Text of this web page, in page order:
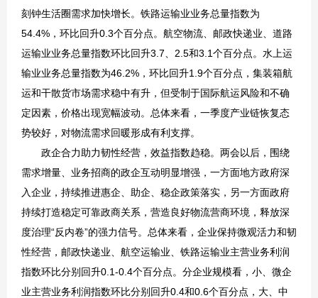
刻钟生活圈需求加快增长。铁路运输业业务总量指数为
54.4%，环比回升0.3个百分点。航空物流、邮政快递业、道路
运输业业务总量指数环比回升3.7、2.5和3.1个百分点。水上运
输业业务总量指数为46.2%，环比回升1.9个百分点，集装箱航
运和干散货市场需求稳中有升，但受制于国际航运风险和不确
定因素，价格出现宽幅波动。总体来看，一季度产业链恢复态
势较好，对物流需求回暖形成有利支撑。
政企合力助力韧性经营，效益指数趋稳。两会以后，围绕
需求增量、业务招商的政企互动明显增强，一方面地方政府深
入企业，持续推进惠企、助企、稳企政策落实，另一方面政府
持续打造稳定可靠政商关系，营造良好物流营商环境，释放深
度治理“反内卷”的强力信号。总体来看，企业保持微观活力和韧
性经营，邮政快递业、航空运输业、铁路运输业主营业务利润
指数环比分别回升0.1-0.4个百分点。分企业规模看，小、微企
业主营业务利润指数环比分别回升0.4和0.6个百分点，大、中